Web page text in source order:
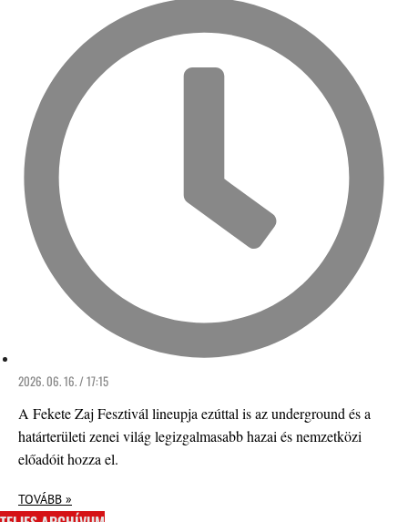
2026. 06. 16. / 17:15
A Fekete Zaj Fesztivál lineupja ezúttal is az underground és a
határterületi zenei világ legizgalmasabb hazai és nemzetközi
előadóit hozza el.
TOVÁBB »